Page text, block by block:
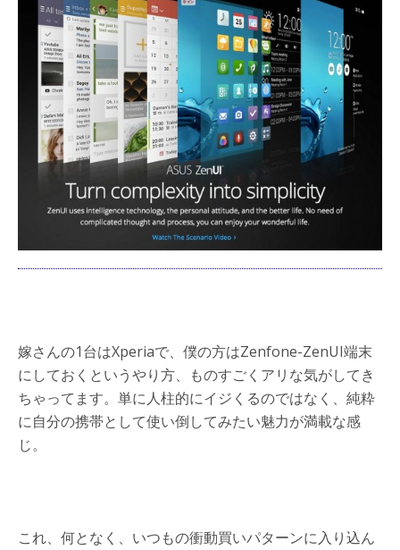
嫁さんの1台はXperiaで、僕の方はZenfone-ZenUI端末
にしておくというやり方、ものすごくアリな気がしてき
ちゃってます。単に人柱的にイジくるのではなく、純粋
に自分の携帯として使い倒してみたい魅力が満載な感
じ。
これ、何となく、いつもの衝動買いパターンに入り込ん